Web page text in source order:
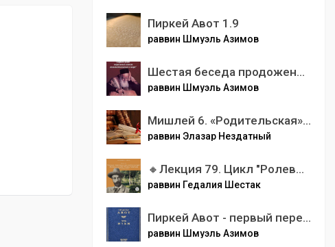
Пиркей Авот 1.9
раввин Шмуэль Азимов
Шестая беседа продожение пятой - коллективный Авраам своего времени из первых трех учеников рабби Йоханана.mp3
раввин Шмуэль Азимов
Мишлей 6. «Родительская» любовь
раввин Элазар Нездатный
🔸Лекция 79. Цикл "Ролевые модели" Сколько Левитана в русской культуре? Жизнь и судьба Исаака Левитана
раввин Гедалия Шестак
Пиркей Авот - первый перек - четвертая беседа.mp3
раввин Шмуэль Азимов